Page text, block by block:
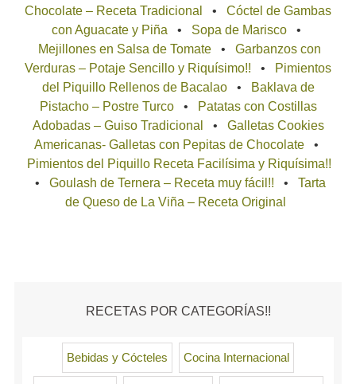
Chocolate – Receta Tradicional
Cóctel de Gambas
con Aguacate y Piña
Sopa de Marisco
Mejillones en Salsa de Tomate
Garbanzos con
Verduras – Potaje Sencillo y Riquísimo!!
Pimientos
del Piquillo Rellenos de Bacalao
Baklava de
Pistacho – Postre Turco
Patatas con Costillas
Adobadas – Guiso Tradicional
Galletas Cookies
Americanas- Galletas con Pepitas de Chocolate
Pimientos del Piquillo Receta Facilísima y Riquísima!!
Goulash de Ternera – Receta muy fácil!!
Tarta
de Queso de La Viña – Receta Original
RECETAS POR CATEGORÍAS!!
Bebidas y Cócteles Cocina Internacional